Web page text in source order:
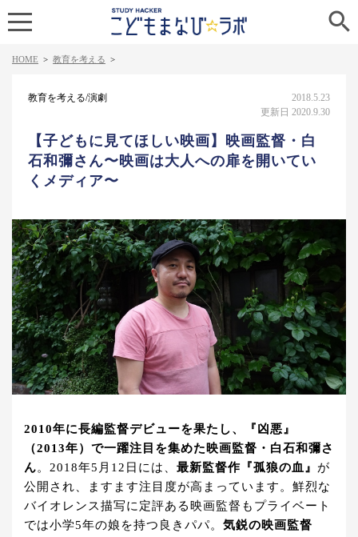

HOME > 教育を考える >
教育を考える/演劇
2018.5.23
更新日 2020.9.30
【子どもに見てほしい映画】映画監督・白
石和彌さん〜映画は大人への扉を開いてい
くメディア〜
2010年に長編監督デビューを果たし、『凶悪』
（2013年）で一躍注目を集めた映画監督・白石和彌さ
ん。2018年5月12日には、 最新監督作『孤狼の血』 が
公開され、ますます注目度が高まっています。鮮烈な
バイオレンス描写に定評ある映画監督もプライベート
では小学5年の娘を持つ良きパパ。 気鋭の映画監督